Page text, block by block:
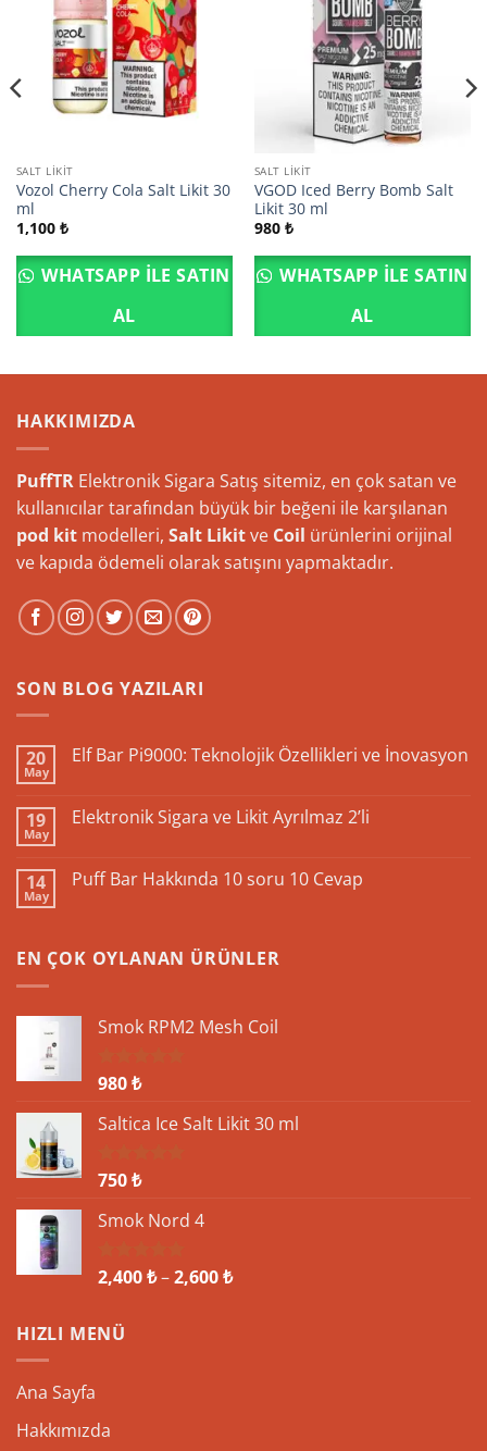
SALT LIKIT
Vozol Cherry Cola Salt Likit 30
ml
1,100 ₺
WHATSAPP ILE SATIN
AL
SALT LIKIT
VGOD Iced Berry Bomb Salt
Likit 30 ml
980 ₺
WHATSAPP ILE SATIN
AL
HAKKIMIZDA
PuffTR Elektronik Sigara Satış sitemiz, en çok satan ve
kullanıcılar tarafından büyük bir beğeni ile karşılanan
pod kit modelleri, Salt Likitve Coil ürünlerini orijinal
ve kapıda ödemeli olarak satışını yapmaktadır.
SON BLOG YAZILARI
20
May
Elf Bar Pi9000: Teknolojik Özellikleri ve İnovasyon
Elf
Bar
ve
İnovasyon
19
May
Elektronik Sigara ve Likit Ayrılmaz 2’li
Elektronik
Sigara
14
May
Puff Bar Hakkında 10 soru 10 Cevap
Hakkında
Cevap
EN ÇOK OYLANAN ÜRÜNLER
Smok RPM2 Mesh Coil
5 üzerinden
aldı
980₺
Saltica Ice Salt Likit 30 ml
5 üzerinden
aldı
750₺
Smok Nord 4
5 üzerinden
2,400₺–2,600₺Fiyat
HIZLI MENÜ
Ana Sayfa
Hakkımızda